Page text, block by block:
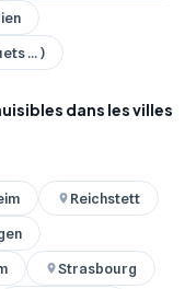
... )
dans les villes
Reichstett
Strasbourg